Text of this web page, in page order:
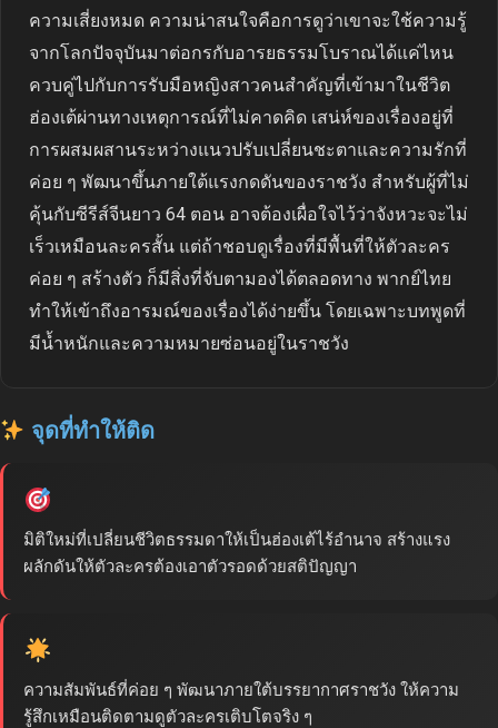
ความเสี่ยงหมด ความน่าสนใจคือการดูว่าเขาจะใช้ความรู้
จากโลกปัจจุบันมาต่อกรกับอารยธรรมโบราณได้แค่ไหน
ควบคู่ไปกับการรับมือหญิงสาวคนสำคัญที่เข้ามาในชีวิต
ฮ่องเต้ผ่านทางเหตุการณ์ที่ไม่คาดคิด เสน่ห์ของเรื่องอยู่ที่
การผสมผสานระหว่างแนวปรับเปลี่ยนชะตาและความรักที่
ค่อย ๆ พัฒนาขึ้นภายใต้แรงกดดันของราชวัง สำหรับผู้ที่ไม่
คุ้นกับซีรีส์จีนยาว 64 ตอน อาจต้องเผื่อใจไว้ว่าจังหวะจะไม่
เร็วเหมือนละครสั้น แต่ถ้าชอบดูเรื่องที่มีพื้นที่ให้ตัวละคร
ค่อย ๆ สร้างตัว ก็มีสิ่งที่จับตามองได้ตลอดทาง พากย์ไทย
ทำให้เข้าถึงอารมณ์ของเรื่องได้ง่ายขึ้น โดยเฉพาะบทพูดที่
มีน้ำหนักและความหมายซ่อนอยู่ในราชวัง
จุดที่ทำให้ติด
มิติใหม่ที่เปลี่ยนชีวิตธรรมดาให้เป็นฮ่องเต้ไร้อำนาจ สร้างแรง
ผลักดันให้ตัวละครต้องเอาตัวรอดด้วยสติปัญญา
ความสัมพันธ์ที่ค่อย ๆ พัฒนาภายใต้บรรยากาศราชวัง ให้ความ
รู้สึกเหมือนติดตามดูตัวละครเติบโตจริง ๆ